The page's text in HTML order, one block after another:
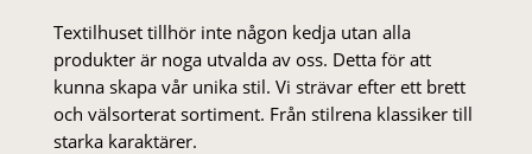
Textilhuset tillhör inte någon kedja utan alla
produkter är noga utvalda av oss. Detta för att
kunna skapa vår unika stil. Vi strä­var efter ett brett
och välsorterat sor­ti­ment. Från stil­rena klas­siker till
starka karaktärer.